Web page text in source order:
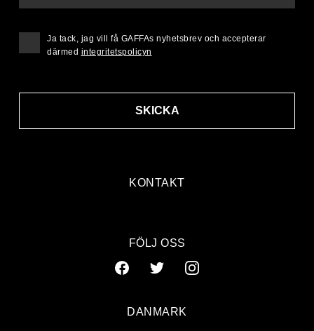
KONTAKT
SKICKA
Ja tack, jag vill få GAFFAs nyhetsbrev och accepterar
därmed integritetspolicyn
FÖLJ OSS
DANMARK